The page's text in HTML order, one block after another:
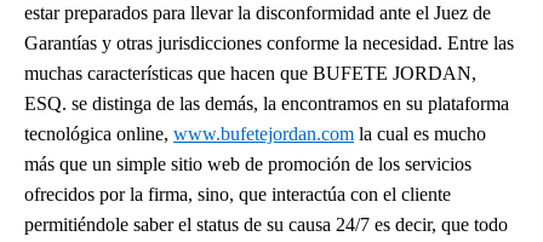
estar preparados para llevar la disconformidad ante el Juez de
Garantías y otras jurisdicciones conforme la necesidad. Entre las
muchas características que hacen que BUFETE JORDAN,
ESQ. se distinga de las demás, la encontramos en su plataforma
tecnológica online, www.bufetejordan.com la cual es mucho
más que un simple sitio web de promoción de los servicios
ofrecidos por la firma, sino, que interactúa con el cliente
permitiéndole saber el status de su causa 24/7 es decir, que todo